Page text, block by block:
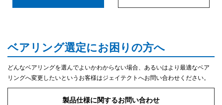
ベアリング選定にお困りの方へ
どんなベアリングを選んでよいかわからない場合、あるいはより最適なベア
リングへ変更したいというお客様はジェイテクトへお問い合わせください。
製品仕様に関するお問い合わせ